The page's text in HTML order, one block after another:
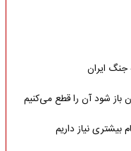
جنگ ایران
باز شود آن را قطع می‌کنیم
نیاز داریم